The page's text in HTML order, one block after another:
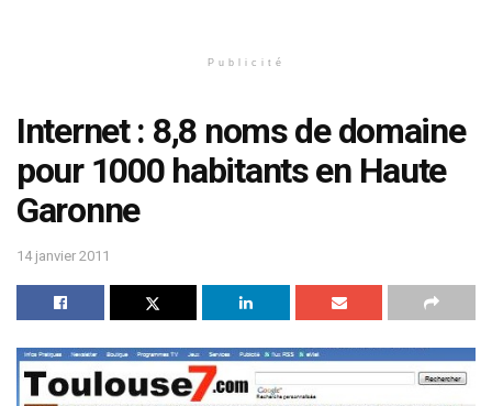
Publicité
Internet : 8,8 noms de domaine
pour 1000 habitants en Haute
Garonne
14 janvier 2011